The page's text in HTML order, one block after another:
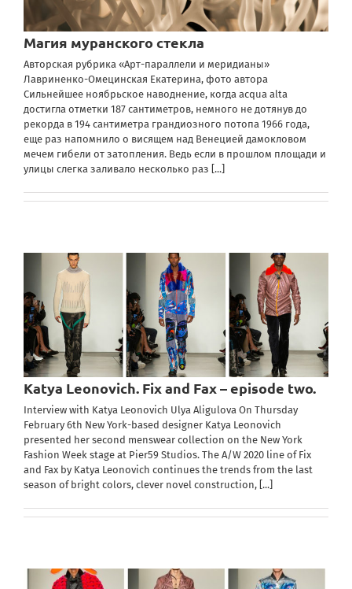
Магия муранского стекла
Авторская рубрика «Арт-параллели и меридианы»
Лавриненко-Омецинская Екатерина, фото автора
Сильнейшее ноябрьское наводнение, когда acqua alta
достигла отметки 187 сантиметров, немного не дотянув до
рекорда в 194 сантиметра грандиозного потопа 1966 года,
еще раз напомнило о висящем над Венецией дамокловом
мечем гибели от затопления. Ведь если в прошлом площади и
улицы слегка заливало несколько раз [...]
Katya Leonovich. Fix and Fax – episode two.
Interview with Katya Leonovich Ulya Aligulova On Thursday
February 6th New York-based designer Katya Leonovich
presented her second menswear collection on the New York
Fashion Week stage at Pier59 Studios. The A/W 2020 line of Fix
and Fax by Katya Leonovich continues the trends from the last
season of bright colors, clever novel construction, [...]